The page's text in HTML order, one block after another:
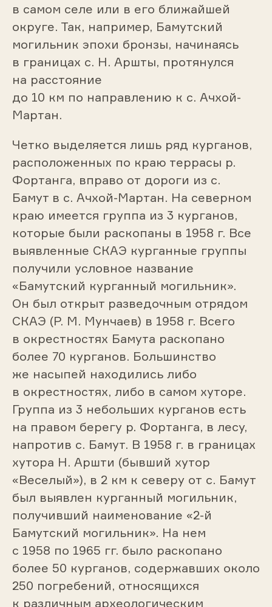
в самом селе или в его ближайшей
округе. Так, например, Бамутский
могильник эпохи бронзы, начинаясь
в границах с. Н. Аршты, протянулся
на расстояние
до 10 км по направлению к с. Ачхой-
Мартан.
Четко выделяется лишь ряд курганов,
расположенных по краю террасы р.
Фортанга, вправо от дороги из с.
Бамут в с. Ачхой-Мартан. На северном
краю имеется группа из 3 курганов,
которые были раскопаны в 1958 г. Все
выявленные СКАЭ курганные группы
получили условное название
«Бамутский курганный могильник».
Он был открыт разведочным отрядом
СКАЭ (Р. М. Мунчаев) в 1958 г. Всего
в окрестностях Бамута раскопано
более 70 курганов. Большинство
же насыпей находились либо
в окрестностях, либо в самом хуторе.
Группа из 3 небольших курганов есть
на правом берегу р. Фортанга, в лесу,
напротив с. Бамут. В 1958 г. в границах
хутора Н. Аршти (бывший хутор
«Веселый»), в 2 км к северу от с. Бамут
был выявлен курганный могильник,
получивший наименование «2-й
Бамутский могильник». На нем
с 1958 по 1965 гг. было раскопано
более 50 курганов, содержавших около
250 погребений, относящихся
к различным археологическим